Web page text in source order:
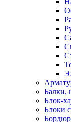
Балки,
Блок-
Блоки